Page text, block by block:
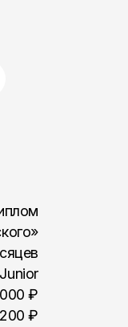
Junior
₽
₽